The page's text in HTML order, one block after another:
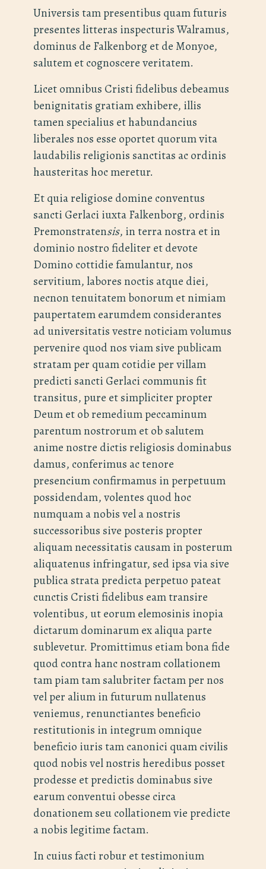
Universis tam presentibus quam futuris
presentes litteras inspecturis Walramus,
dominus de Falkenborg et de Monyoe,
salutem et cognoscere veritatem.
Licet omnibus Cristi fidelibus debeamus
benignitatis gratiam exhibere, illis
tamen specialius et habundancius
liberales nos esse oportet quorum vita
laudabilis religionis sanctitas ac ordinis
hausteritas hoc meretur.
Et quia religiose domine conventus
sancti Gerlaci iuxta Falkenborg, ordinis
Premonstratensis, in terra nostra et in
dominio nostro fideliter et devote
Domino cottidie famulantur, nos
servitium, labores noctis atque diei,
necnon tenuitatem bonorum et nimiam
paupertatem earumdem considerantes
ad universitatis vestre noticiam volumus
pervenire quod nos viam sive publicam
stratam per quam cotidie per villam
predicti sancti Gerlaci communis fit
transitus, pure et simpliciter propter
Deum et ob remedium peccaminum
parentum nostrorum et ob salutem
anime nostre dictis religiosis dominabus
damus, conferimus ac tenore
presencium confirmamus in perpetuum
possidendam, volentes quod hoc
numquam a nobis vel a nostris
successoribus sive posteris propter
aliquam necessitatis causam in posterum
aliquatenus infringatur, sed ipsa via sive
publica strata predicta perpetuo pateat
cunctis Cristi fidelibus eam transire
volentibus, ut eorum elemosinis inopia
dictarum dominarum ex aliqua parte
sublevetur. Promittimus etiam bona fide
quod contra hanc nostram collationem
tam piam tam salubriter factam per nos
vel per alium in futurum nullatenus
veniemus, renunctiantes beneficio
restitutionis in integrum omnique
beneficio iuris tam canonici quam civilis
quod nobis vel nostris heredibus posset
prodesse et predictis dominabus sive
earum conventui obesse circa
donationem seu collationem vie predicte
a nobis legitime factam.
In cuius facti robur et testimonium